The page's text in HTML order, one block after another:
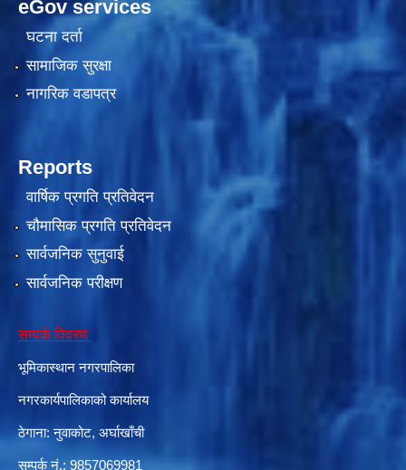
eGov services
घटना दर्ता
सामाजिक सुरक्षा
नागरिक वडापत्र
Reports
वार्षिक प्रगति प्रतिवेदन
चौमासिक प्रगति प्रतिवेदन
सार्वजनिक सुनुवाई
सार्वजनिक परीक्षण
सम्पर्क विवरण
भूमिकास्थान नगरपालिका
नगरकार्यपालिकाको कार्यालय
ठेगाना: नुवाकोट, अर्घाखाँची
सम्पर्क नं.: 9857069981